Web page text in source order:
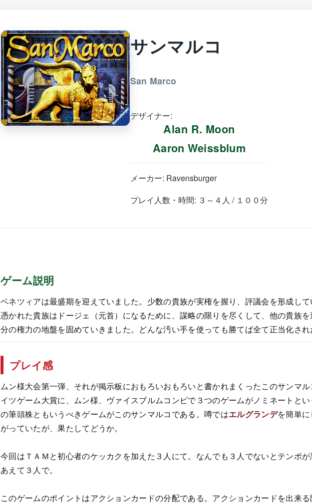
サンマルコ
San Marco
デザイナー:
Alan R. Moon
Aaron Weissblum
メーカー: Ravensburger
プレイ人数・時間: ３～４人 / １００分
ゲーム説明
ベネツィアは最盛期を迎えていました。少数の貴族が実権を握り、評議会を形成し
憑かれた貴族はドージェ（元首）になるために、謀略の限りを尽くして、他の貴族
分の権力の地盤を固めていきました。どんな汚い手を使っても勝てば全て正当化さ
プレイ感
ムン様大会第一弾、それが掲示板におもろいおもろいと書かれまくったこのサンマ
イツゲーム大賞に、ムン様、ヴァイスブルムコンビで３つのゲームがノミネートと
の筆頭株ともいうべきゲームがこのサンマルコである。噂ではエルグランデを簡単
がっていたが、果たしてどうか。
今回はＴＡＭと初心者のケッカクを加えた３人にて。なんでも３人でないとテンポ
あえて３人で。
このゲームのポイントはアクションカードの分配である。アクションカードを出来